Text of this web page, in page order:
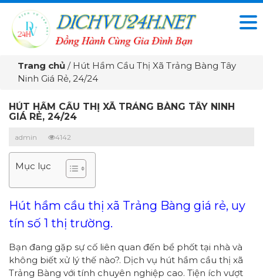
Trang chủ / Hút Hầm Cầu Thị Xã Trảng Bàng Tây
Ninh Giá Rẻ, 24/24
HÚT HẦM CẦU THỊ XÃ TRẢNG BÀNG TÂY NINH
GIÁ RẺ, 24/24
admin 4142
Mục lục
Hút hầm cầu thị xã Trảng Bàng giá rẻ, uy
tín số 1 thị trường.
Bạn đang gặp sự cố liên quan đến bể phốt tại nhà và
không biết xử lý thế nào?. Dịch vụ hút hầm cầu thị xã
Trảng Bàng với tính chuyên nghiệp cao. Tiện ích vượt